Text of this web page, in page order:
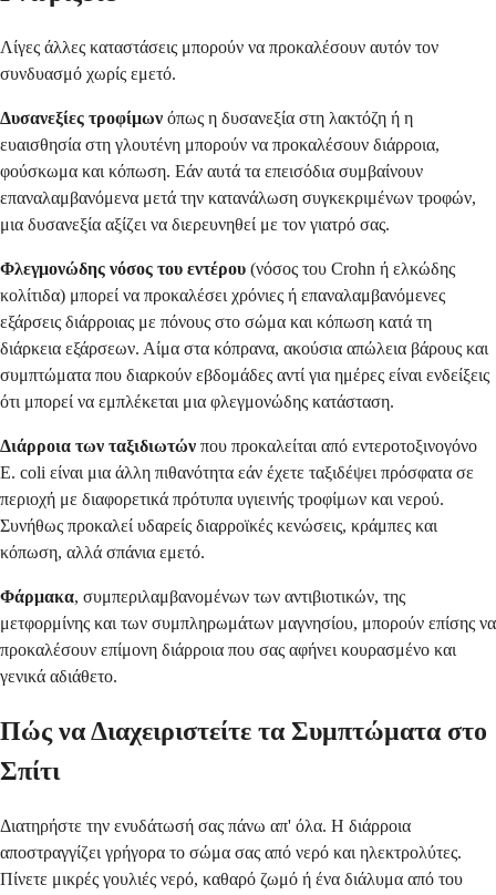
Λίγες άλλες καταστάσεις μπορούν να προκαλέσουν αυτόν τον
συνδυασμό χωρίς εμετό.
Δυσανεξίες τροφίμων όπως η δυσανεξία στη λακτόζη ή η
ευαισθησία στη γλουτένη μπορούν να προκαλέσουν διάρροια,
φούσκωμα και κόπωση. Εάν αυτά τα επεισόδια συμβαίνουν
επαναλαμβανόμενα μετά την κατανάλωση συγκεκριμένων τροφών,
μια δυσανεξία αξίζει να διερευνηθεί με τον γιατρό σας.
Φλεγμονώδης νόσος του εντέρου (νόσος του Crohn ή ελκώδης
κολίτιδα) μπορεί να προκαλέσει χρόνιες ή επαναλαμβανόμενες
εξάρσεις διάρροιας με πόνους στο σώμα και κόπωση κατά τη
διάρκεια εξάρσεων. Αίμα στα κόπρανα, ακούσια απώλεια βάρους και
συμπτώματα που διαρκούν εβδομάδες αντί για ημέρες είναι ενδείξεις
ότι μπορεί να εμπλέκεται μια φλεγμονώδης κατάσταση.
Διάρροια των ταξιδιωτών που προκαλείται από εντεροτοξινογόνο
E. coli είναι μια άλλη πιθανότητα εάν έχετε ταξιδέψει πρόσφατα σε
περιοχή με διαφορετικά πρότυπα υγιεινής τροφίμων και νερού.
Συνήθως προκαλεί υδαρείς διαρροϊκές κενώσεις, κράμπες και
κόπωση, αλλά σπάνια εμετό.
Φάρμακα, συμπεριλαμβανομένων των αντιβιοτικών, της
μετφορμίνης και των συμπληρωμάτων μαγνησίου, μπορούν επίσης να
προκαλέσουν επίμονη διάρροια που σας αφήνει κουρασμένο και
γενικά αδιάθετο.
Πώς να Διαχειριστείτε τα Συμπτώματα στο
Σπίτι
Διατηρήστε την ενυδάτωσή σας πάνω απ' όλα. Η διάρροια
αποστραγγίζει γρήγορα το σώμα σας από νερό και ηλεκτρολύτες.
Πίνετε μικρές γουλιές νερό, καθαρό ζωμό ή ένα διάλυμα από του